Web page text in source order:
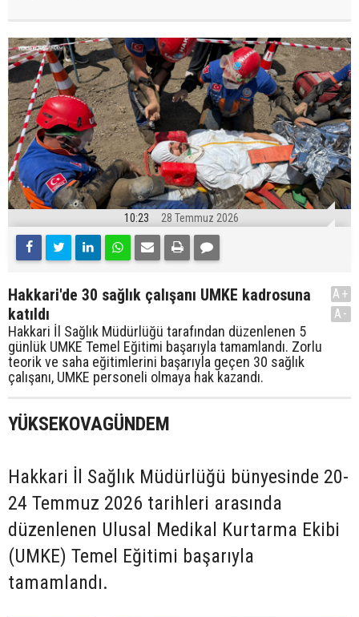
10:23 28 Temmuz 2026
Hakkari'de 30 sağlık çalışanı UMKE kadrosuna
katıldı
Hakkari İl Sağlık Müdürlüğü tarafından düzenlenen 5
günlük UMKE Temel Eğitimi başarıyla tamamlandı. Zorlu
teorik ve saha eğitimlerini başarıyla geçen 30 sağlık
çalışanı, UMKE personeli olmaya hak kazandı.
A+
A-
YÜKSEKOVAGÜNDEM
Hakkari İl Sağlık Müdürlüğü bünyesinde 20-
24 Temmuz 2026 tarihleri arasında
düzenlenen Ulusal Medikal Kurtarma Ekibi
(UMKE) Temel Eğitimi başarıyla
tamamlandı.